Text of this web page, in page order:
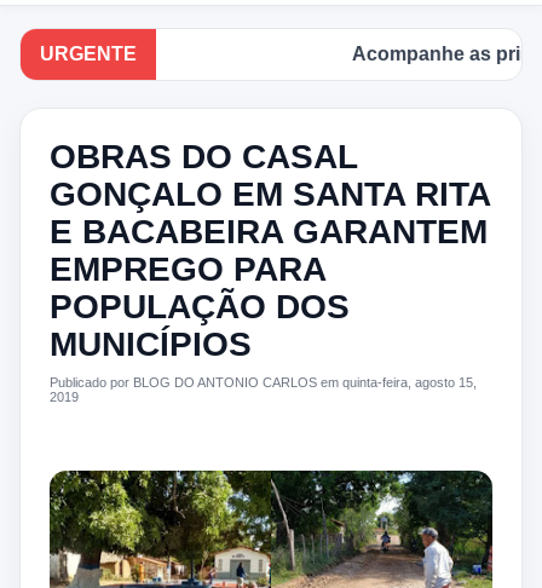
URGENTE Acompanhe as
OBRAS DO CASAL
GONÇALO EM SANTA RITA
E BACABEIRA GARANTEM
EMPREGO PARA
POPULAÇÃO DOS
MUNICÍPIOS
Publicado por BLOG DO ANTONIO CARLOS em quinta-feira, agosto 15,
2019